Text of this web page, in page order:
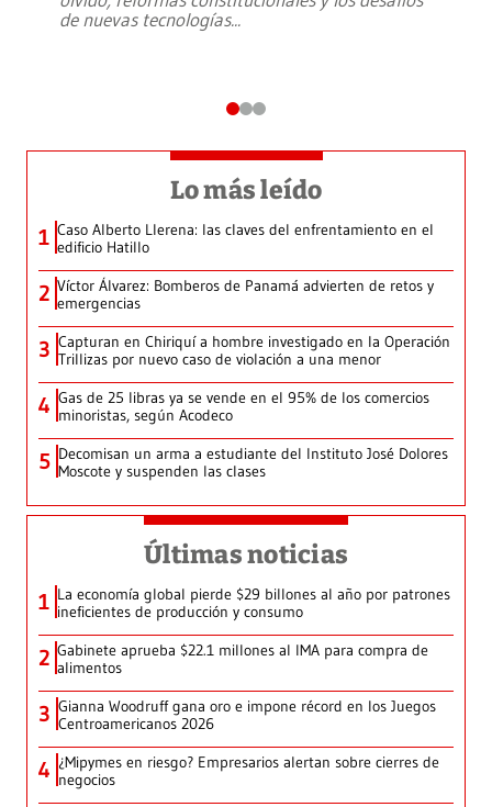
de nuevas tecnologías...
Lo más leído
1 Caso Alberto Llerena: las claves del enfrentamiento en el
edificio Hatillo
2 Víctor Álvarez: Bomberos de Panamá advierten de retos y
emergencias
3 Capturan en Chiriquí a hombre investigado en la Operación
Trillizas por nuevo caso de violación a una menor
4 Gas de 25 libras ya se vende en el 95% de los comercios
minoristas, según Acodeco
5 Decomisan un arma a estudiante del Instituto José Dolores
Moscote y suspenden las clases
Últimas noticias
1 La economía global pierde $29 billones al año por patrones
ineficientes de producción y consumo
2 Gabinete aprueba $22.1 millones al IMA para compra de
alimentos
3 Gianna Woodruff gana oro e impone récord en los Juegos
Centroamericanos 2026
4 ¿Mipymes en riesgo? Empresarios alertan sobre cierres de
negocios